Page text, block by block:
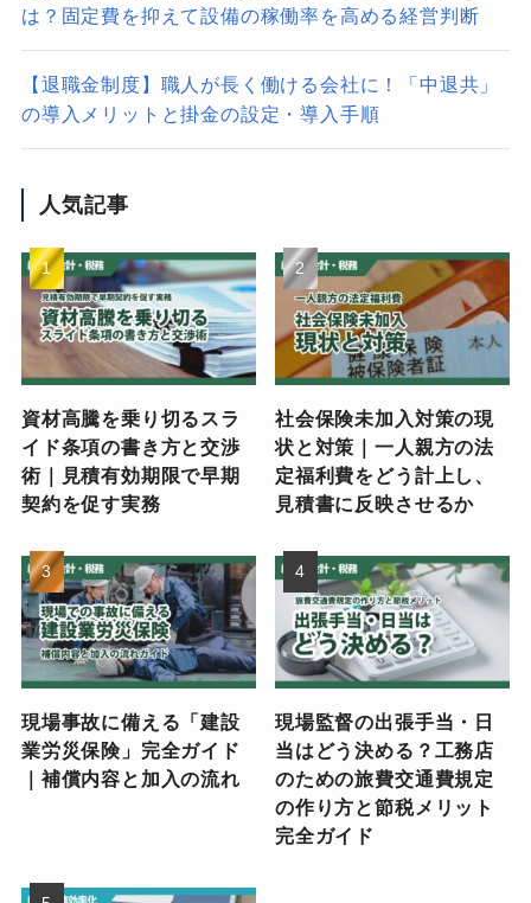
は？固定費を抑えて設備の稼働率を高める経営判断
【退職金制度】職人が長く働ける会社に！「中退共」
の導入メリットと掛金の設定・導入手順
人気記事
資材高騰を乗り切るスラ
イド条項の書き方と交渉
術｜見積有効期限で早期
契約を促す実務
社会保険未加入対策の現
状と対策｜一人親方の法
定福利費をどう計上し、
見積書に反映させるか
現場事故に備える「建設
業労災保険」完全ガイド
｜補償内容と加入の流れ
現場監督の出張手当・日
当はどう決める？工務店
のための旅費交通費規定
の作り方と節税メリット
完全ガイド